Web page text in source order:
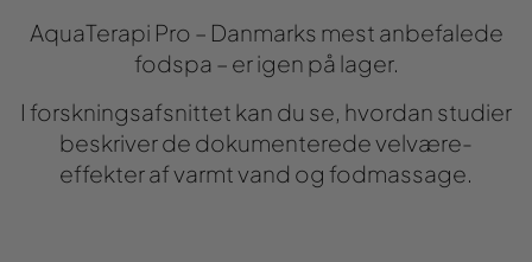
AquaTerapi Pro – Danmarks mest anbefalede
fodspa – er igen på lager.
I forskningsafsnittet kan du se, hvordan studier
beskriver de dokumenterede velvære-
effekter af varmt vand og fodmassage.